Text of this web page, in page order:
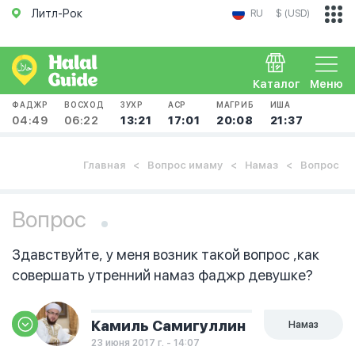
Литл-Рок RU $ (USD)
Меню
Каталог
ФАДЖР
04:49
ВОСХОД
06:22
ЗУХР
13:21
АСР
17:01
МАГРИБ
20:08
ИША
21:37
Главная Вопрос имаму Намаз Вопрос
Вопрос
Здавствуйте, у меня возник такой вопрос ,как
совершать утренний намаз фаджр девушке?
Камиль Самигуллин
23 июня 2017 г. - 14:07
Намаз